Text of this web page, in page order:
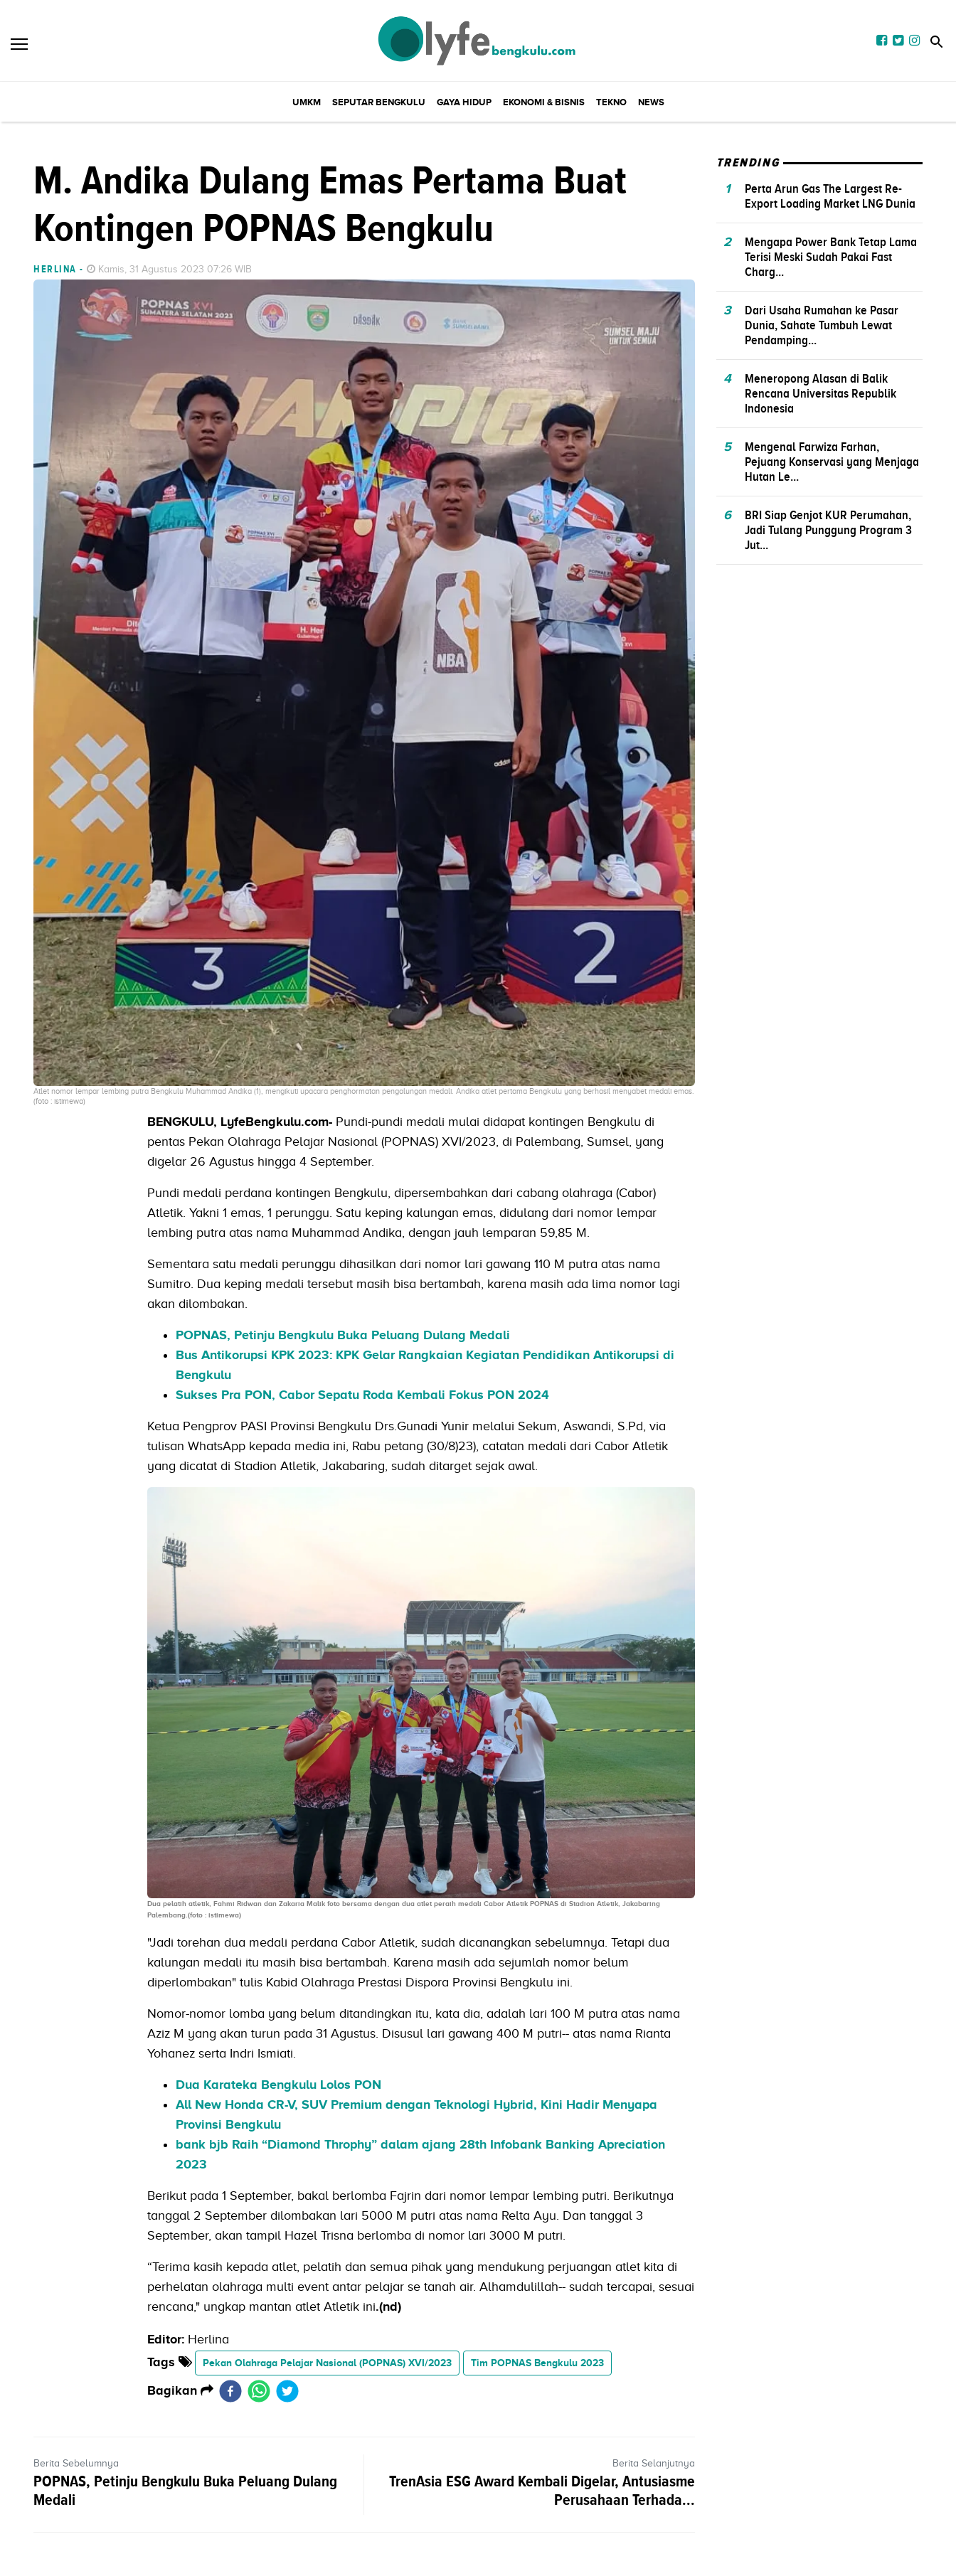
UMKM SEPUTAR BENGKULU GAYA HIDUP EKONOMI & BISNIS TEKNO NEWS
M. Andika Dulang Emas Pertama Buat
Kontingen POPNAS Bengkulu
HERLINA - Kamis, 31 Agustus 2023 07:26 WIB
Atlet nomor lempar lembing putra Bengkulu Muhammad Andika (1), mengikuti upacara penghormatan pengalungan medali. Andika atlet pertama Bengkulu yang berhasil menyabet medali emas.
(foto : istimewa)
BENGKULU, LyfeBengkulu.com- Pundi-pundi medali mulai didapat kontingen Bengkulu di
pentas Pekan Olahraga Pelajar Nasional (POPNAS) XVI/2023, di Palembang, Sumsel, yang
digelar 26 Agustus hingga 4 September.
Pundi medali perdana kontingen Bengkulu, dipersembahkan dari cabang olahraga (Cabor)
Atletik. Yakni 1 emas, 1 perunggu. Satu keping kalungan emas, didulang dari nomor lempar
lembing putra atas nama Muhammad Andika, dengan jauh lemparan 59,85 M.
Sementara satu medali perunggu dihasilkan dari nomor lari gawang 110 M putra atas nama
Sumitro. Dua keping medali tersebut masih bisa bertambah, karena masih ada lima nomor lagi
akan dilombakan.
POPNAS, Petinju Bengkulu Buka Peluang Dulang Medali
Bus Antikorupsi KPK 2023: KPK Gelar Rangkaian Kegiatan Pendidikan Antikorupsi di
Bengkulu
Sukses Pra PON, Cabor Sepatu Roda Kembali Fokus PON 2024
Ketua Pengprov PASI Provinsi Bengkulu Drs.Gunadi Yunir melalui Sekum, Aswandi, S.Pd, via
tulisan WhatsApp kepada media ini, Rabu petang (30/8)23), catatan medali dari Cabor Atletik
yang dicatat di Stadion Atletik, Jakabaring, sudah ditarget sejak awal.
Dua pelatih atletik, Fahmi Ridwan dan Zakaria Malik foto bersama dengan dua atlet peraih medali Cabor Atletik POPNAS di Stadion Atletik, Jakabaring
Palembang.(foto : istimewa)
"Jadi torehan dua medali perdana Cabor Atletik, sudah dicanangkan sebelumnya. Tetapi dua
kalungan medali itu masih bisa bertambah. Karena masih ada sejumlah nomor belum
diperlombakan" tulis Kabid Olahraga Prestasi Dispora Provinsi Bengkulu ini.
Nomor-nomor lomba yang belum ditandingkan itu, kata dia, adalah lari 100 M putra atas nama
Aziz M yang akan turun pada 31 Agustus. Disusul lari gawang 400 M putri-- atas nama Rianta
Yohanez serta Indri Ismiati.
Dua Karateka Bengkulu Lolos PON
All New Honda CR-V, SUV Premium dengan Teknologi Hybrid, Kini Hadir Menyapa
Provinsi Bengkulu
bank bjb Raih “Diamond Throphy” dalam ajang 28th Infobank Banking Apreciation
2023
Berikut pada 1 September, bakal berlomba Fajrin dari nomor lempar lembing putri. Berikutnya
tanggal 2 September dilombakan lari 5000 M putri atas nama Relta Ayu. Dan tanggal 3
September, akan tampil Hazel Trisna berlomba di nomor lari 3000 M putri.
“Terima kasih kepada atlet, pelatih dan semua pihak yang mendukung perjuangan atlet kita di
perhelatan olahraga multi event antar pelajar se tanah air. Alhamdulillah-- sudah tercapai, sesuai
rencana," ungkap mantan atlet Atletik ini.(nd)
Editor: Herlina
Tags
Pekan Olahraga Pelajar Nasional (POPNAS) XVI/2023 Tim POPNAS Bengkulu 2023
Bagikan
Berita Sebelumnya
POPNAS, Petinju Bengkulu Buka Peluang Dulang
Medali
Berita Selanjutnya
TrenAsia ESG Award Kembali Digelar, Antusiasme
Perusahaan Terhada...
TRENDING
1
Perta Arun Gas The Largest Re-
Export Loading Market LNG Dunia
2
Mengapa Power Bank Tetap Lama
Terisi Meski Sudah Pakai Fast
Charg...
3
Dari Usaha Rumahan ke Pasar
Dunia, Sahate Tumbuh Lewat
Pendamping...
4
Meneropong Alasan di Balik
Rencana Universitas Republik
Indonesia
5
Mengenal Farwiza Farhan,
Pejuang Konservasi yang Menjaga
Hutan Le...
6
BRI Siap Genjot KUR Perumahan,
Jadi Tulang Punggung Program 3
Jut...